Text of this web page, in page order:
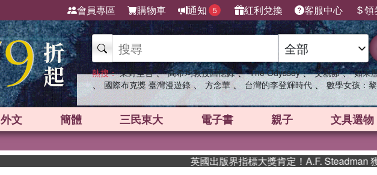
會員專區 購物車 通知 5 紅利兌換 客服中心 領
熱搜： 東野圭吾 、 高希均教授回憶錄 、 The Odyssey 、 父親節 、 如果
、 國際布克獎 臺灣漫遊錄 、 方念華 、 台灣的李登輝時代 、 數學女孩：
外文 簡體 三民東大 電子書 親子 文具選物
英國出版界指標大獎肯定！A.F. Steadman 獲